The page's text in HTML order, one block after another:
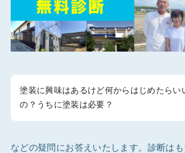
塗装に興味はあるけど何からはじめたらい
の？うちに塗装は必要？
などの疑問にお答えいたします。診断は